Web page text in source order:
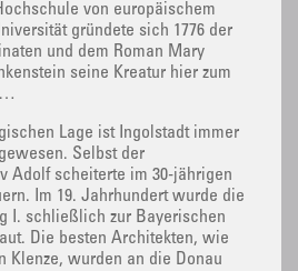
von europäischem
gründete sich 1776 der
und dem Roman Mary
seine Kreatur hier zum
…
Lage ist Ingolstadt immer
Selbst der
Adolf scheiterte im 30-jährigen
Im 19. Jahrhundert wurde die
I. schließlich zur Bayerischen
Die besten Architekten, wie
Klenze, wurden an die Donau